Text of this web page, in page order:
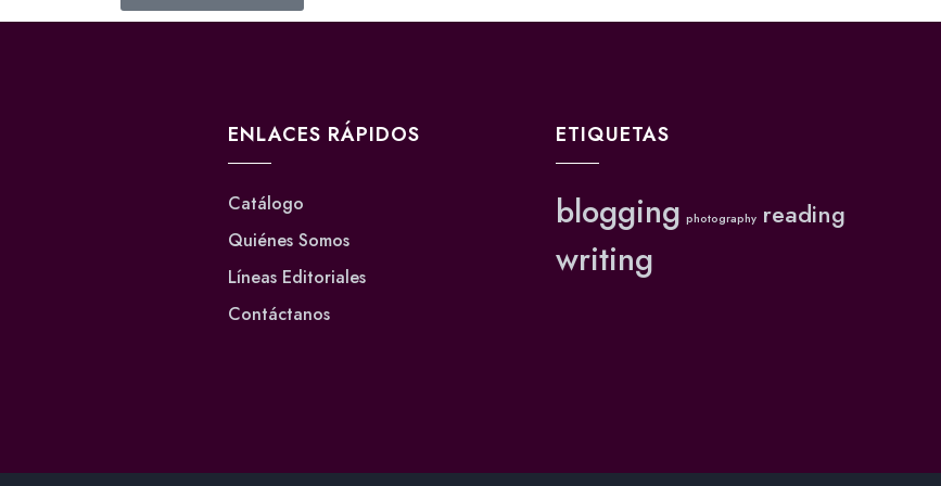
ENLACES RÁPIDOS
Catálogo
Quiénes Somos
Líneas Editoriales
Contáctanos
ETIQUETAS
blogging photography reading
writing